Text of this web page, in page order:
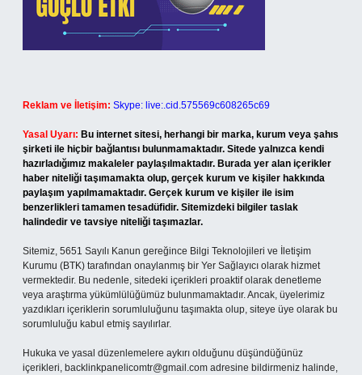
Reklam ve İletişim: Skype: live:.cid.575569c608265c69
Yasal Uyarı: Bu internet sitesi, herhangi bir marka, kurum veya şahıs
şirketi ile hiçbir bağlantısı bulunmamaktadır. Sitede yalnızca kendi
hazırladığımız makaleler paylaşılmaktadır. Burada yer alan içerikler
haber niteliği taşımamakta olup, gerçek kurum ve kişiler hakkında
paylaşım yapılmamaktadır. Gerçek kurum ve kişiler ile isim
benzerlikleri tamamen tesadüfidir. Sitemizdeki bilgiler taslak
halindedir ve tavsiye niteliği taşımazlar.
Sitemiz, 5651 Sayılı Kanun gereğince Bilgi Teknolojileri ve İletişim
Kurumu (BTK) tarafından onaylanmış bir Yer Sağlayıcı olarak hizmet
vermektedir. Bu nedenle, sitedeki içerikleri proaktif olarak denetleme
veya araştırma yükümlülüğümüz bulunmamaktadır. Ancak, üyelerimiz
yazdıkları içeriklerin sorumluluğunu taşımakta olup, siteye üye olarak bu
sorumluluğu kabul etmiş sayılırlar.
Hukuka ve yasal düzenlemelere aykırı olduğunu düşündüğünüz
içerikleri, backlinkpanelicomtr@gmail.com adresine bildirmeniz halinde,